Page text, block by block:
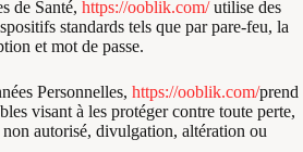
de Santé, https://ooblik.com/utilise des
standards tels que par pare-feu, la
et mot de passe.
Personnelles, https://ooblik.com/prend
visant à les protéger contre toute perte,
autorisé, divulgation, altération ou